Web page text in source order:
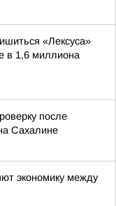
«Лексуса»
в 1,6 миллиона
после
Сахалине
экономику между